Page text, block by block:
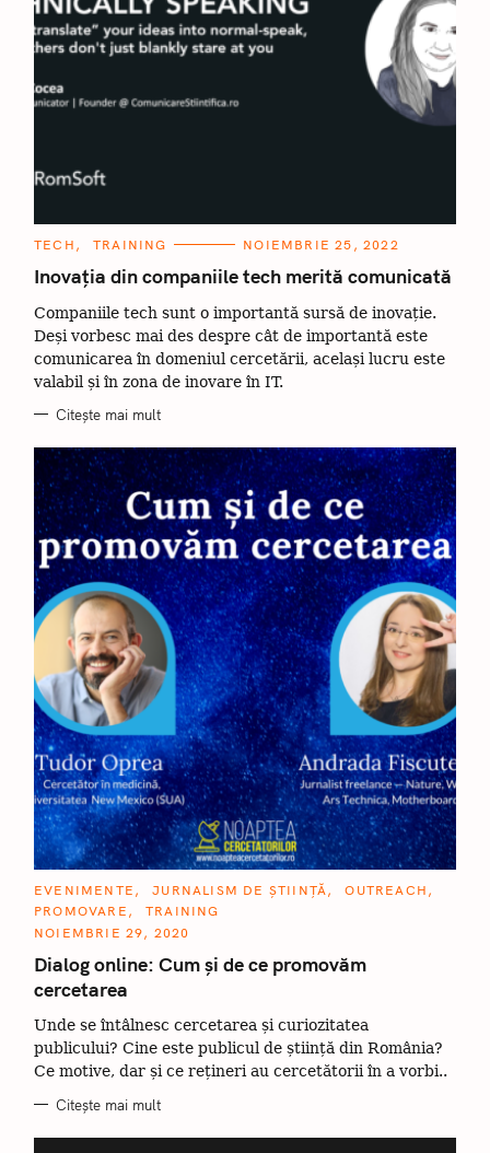
C
T
E
O
R
I
I
TECH TRAINING NOIEMBRIE 25, 2022
Inovația din companiile tech merită comunicată
Companiile tech sunt o importantă sursă de inovație.
Deși vorbesc mai des despre cât de importantă este
comunicarea în domeniul cercetării, același lucru este
valabil și în zona de inovare în IT.
Citește mai mult
C
T
E
O
R
I
I
EVENIMENTE JURNALISM DE ȘTIINȚĂ
OUTREACH
PROMOVARE
TRAINING
NOIEMBRIE 29, 2020
Dialog online: Cum și de ce promovăm
cercetarea
Unde se întâlnesc cercetarea și curiozitatea
publicului? Cine este publicul de știință din România?
Ce motive, dar și ce rețineri au cercetătorii în a vorbi..
Citește mai mult